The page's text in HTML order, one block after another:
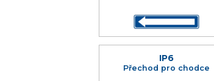
IP6
Přechod pro chodce